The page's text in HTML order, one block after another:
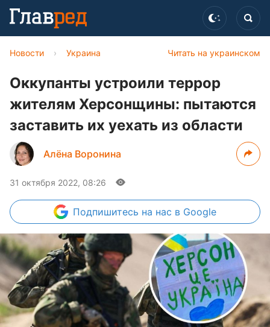
Читать на украинском
Новости › Украина
Оккупанты устроили террор
жителям Херсонщины: пытаются
заставить их уехать из области
Алёна Воронина
31 октября 2022, 08:26
Подпишитесь на нас в Google